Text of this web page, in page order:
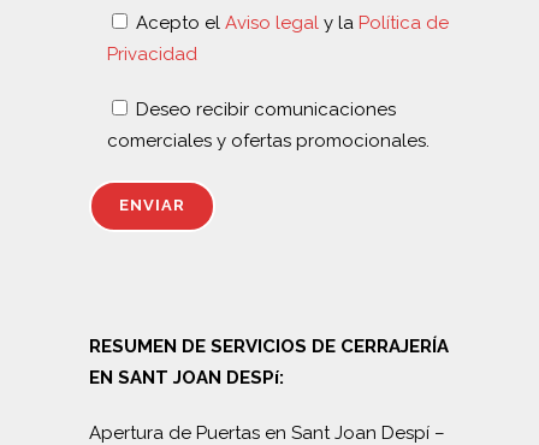
Acepto el Aviso legal y la Política de
Privacidad
Deseo recibir comunicaciones
comerciales y ofertas promocionales.
RESUMEN DE SERVICIOS DE CERRAJERÍA
EN SANT JOAN DESPí:
Apertura de Puertas en Sant Joan Despí –